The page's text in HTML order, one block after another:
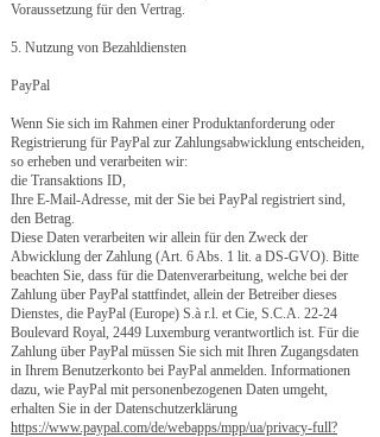
Voraussetzung für den Vertrag.
5. Nutzung von Bezahldiensten
PayPal
Wenn Sie sich im Rahmen einer Produktanforderung oder
Registrierung für PayPal zur Zahlungsabwicklung entscheiden,
so erheben und verarbeiten wir:
die Transaktions ID,
Ihre E-Mail-Adresse, mit der Sie bei PayPal registriert sind,
den Betrag.
Diese Daten verarbeiten wir allein für den Zweck der
Abwicklung der Zahlung (Art. 6 Abs. 1 lit. a DS-GVO). Bitte
beachten Sie, dass für die Datenverarbeitung, welche bei der
Zahlung über PayPal stattfindet, allein der Betreiber dieses
Dienstes, die PayPal (Europe) S.à r.l. et Cie, S.C.A. 22-24
Boulevard Royal, 2449 Luxemburg verantwortlich ist. Für die
Zahlung über PayPal müssen Sie sich mit Ihren Zugangsdaten
in Ihrem Benutzerkonto bei PayPal anmelden. Informationen
dazu, wie PayPal mit personenbezogenen Daten umgeht,
erhalten Sie in der Datenschutzerklärung
https://www.paypal.com/de/webapps/mpp/ua/privacy-full?